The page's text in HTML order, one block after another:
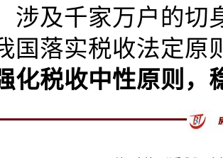
涉及千家万户的切
国落实税收法定原
化税收中性原则，